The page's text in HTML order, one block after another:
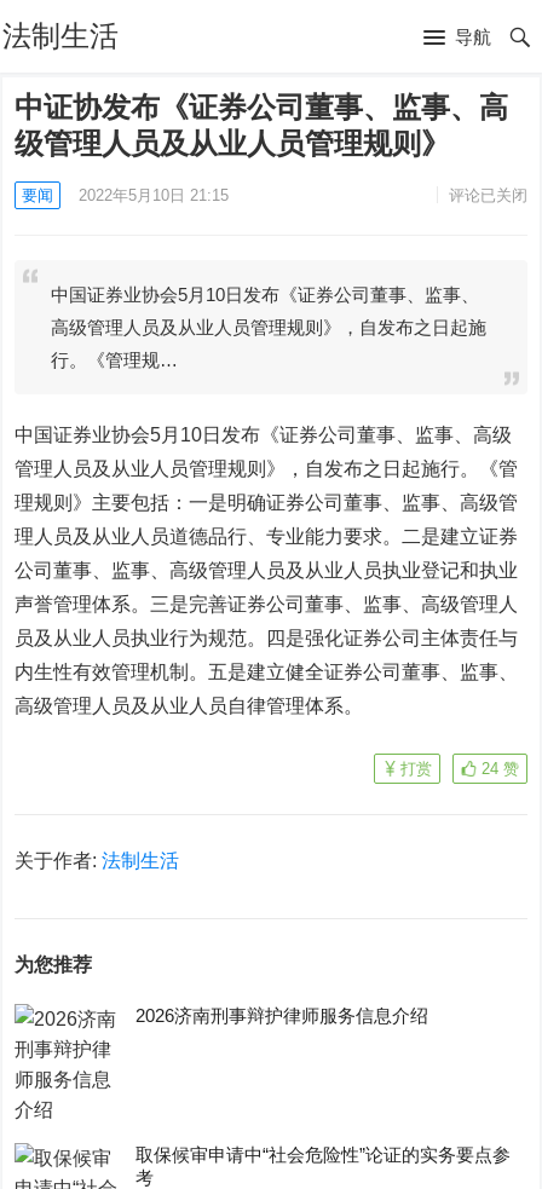
法制生活 导航
中证协发布《证券公司董事、监事、高
级管理人员及从业人员管理规则》
要闻 2022年5月10日 21:15 评论已关闭
中国证券业协会5月10日发布《证券公司董事、监事、
高级管理人员及从业人员管理规则》，自发布之日起施
行。《管理规…
中国证券业协会5月10日发布《证券公司董事、监事、高级
管理人员及从业人员管理规则》，自发布之日起施行。《管
理规则》主要包括：一是明确证券公司董事、监事、高级管
理人员及从业人员道德品行、专业能力要求。二是建立证券
公司董事、监事、高级管理人员及从业人员执业登记和执业
声誉管理体系。三是完善证券公司董事、监事、高级管理人
员及从业人员执业行为规范。四是强化证券公司主体责任与
内生性有效管理机制。五是建立健全证券公司董事、监事、
高级管理人员及从业人员自律管理体系。
24 赞
打赏
关于作者:法制生活
为您推荐
2026济南刑事辩护律师服务信息介绍
取保候审申请中“社会危险性”论证的实务要点参
考